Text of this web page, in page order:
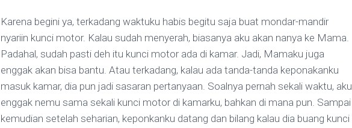
Karena begini ya, terkadang waktuku habis begitu saja buat mondar-mandir
nyariin kunci motor. Kalau sudah menyerah, biasanya aku akan nanya ke Mama.
Padahal, sudah pasti deh itu kunci motor ada di kamar. Jadi, Mamaku juga
enggak akan bisa bantu. Atau terkadang, kalau ada tanda-tanda keponakanku
masuk kamar, dia pun jadi sasaran pertanyaan. Soalnya pernah sekali waktu, aku
enggak nemu sama sekali kunci motor di kamarku, bahkan di mana pun. Sampai
kemudian setelah seharian, keponkanku datang dan bilang kalau dia buang kunci